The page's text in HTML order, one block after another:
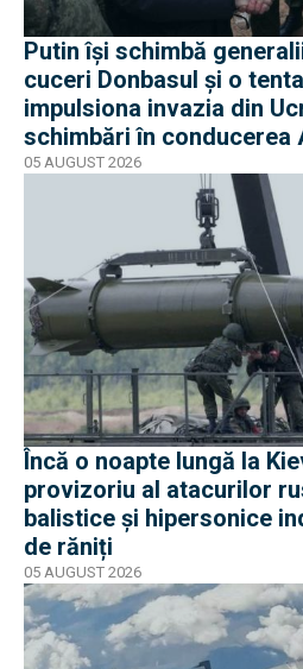
Putin își schimbă
cuceri Donbasul și o
impulsiona invazia din
schimbări în conducerea
05 AUGUST 2026
Încă o noapte lungă la
provizoriu al atacurilor
balistice și hipersonice
de răniți
05 AUGUST 2026